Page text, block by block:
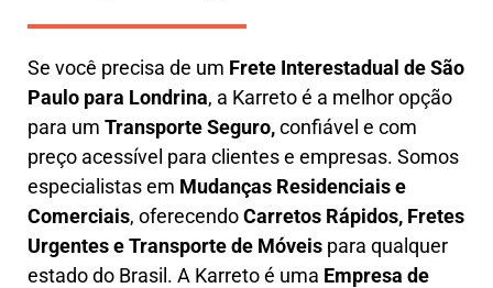
Se você precisa de um Frete Interestadual de São
Paulo para Londrina, a Karreto é a melhor opção
para um Transporte Seguro,confiável e com
preço acessível para clientes e empresas. Somos
especialistas em Mudanças Residenciais e
Comerciais, oferecendoCarretos Rápidos, Fretes
Urgentes e Transporte de Móveis para qualquer
estado do Brasil. A Karretoé uma Empresa de